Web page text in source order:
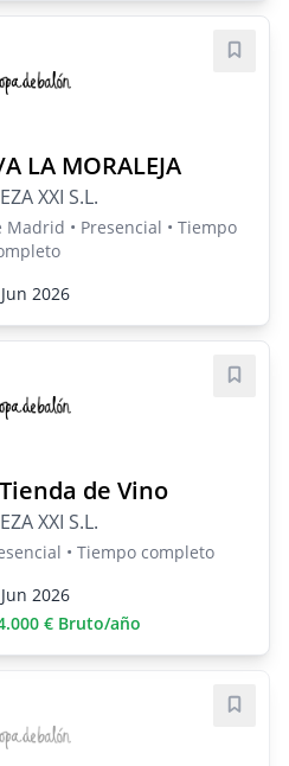
LA MORALEJA
XXI S.L.
• Presencial • Tiempo
2026
de Vino
XXI S.L.
• Tiempo completo
2026
€ Bruto/año